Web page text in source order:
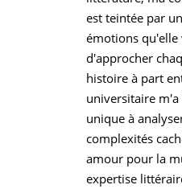
est teintée par
émotions
d'approcher
histoire à part
universitaire m'a
unique à
complexités
amour pour la
expertise